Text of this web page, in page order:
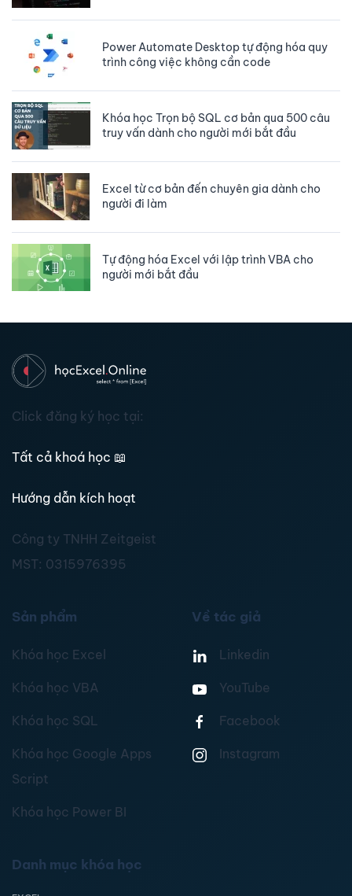
truy vấn dữ liệu
Power Automate Desktop tự động hóa quy
trình công việc không cần code
Khóa học Trọn bộ SQL cơ bản qua 500 câu
truy vấn dành cho người mới bắt đầu
Excel từ cơ bản đến chuyên gia dành cho
người đi làm
Tự động hóa Excel với lập trình VBA cho
người mới bắt đầu
Click đăng ký học tại:
Tất cả khoá học 📖
Hướng dẫn kích hoạt
Công ty TNHH Zeitgeist
MST: 0315976395
Sản phẩm
Khóa học Excel
Khóa học VBA
Khóa học SQL
Khóa học Google Apps
Script
Khóa học Power BI
Về tác giả
Linkedin
YouTube
Facebook
Instagram
Danh mục khóa học